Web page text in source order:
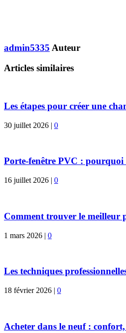
admin5335 Auteur
Articles similaires
Les étapes pour créer une
30 juillet 2026 | 0
Porte-fenêtre PVC :
16 juillet 2026 | 0
Comment trouver le meilleur
1 mars 2026 | 0
Les techniques
18 février 2026 | 0
Acheter dans le neuf :